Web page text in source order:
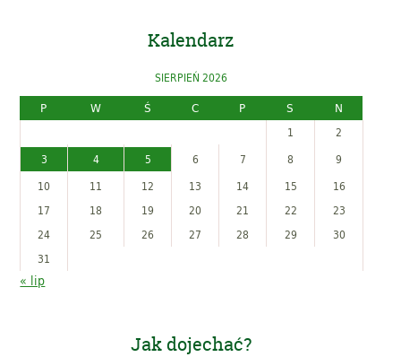
Kalendarz
SIERPIEŃ 2026
P
W Ś C P S
N
1
2
3
4 5 6 7 8
9
10
11 12 13 14 15
16
17
18 19 20 21 22
23
24
25 26 27 28 29
30
31
« lip
Jak dojechać?